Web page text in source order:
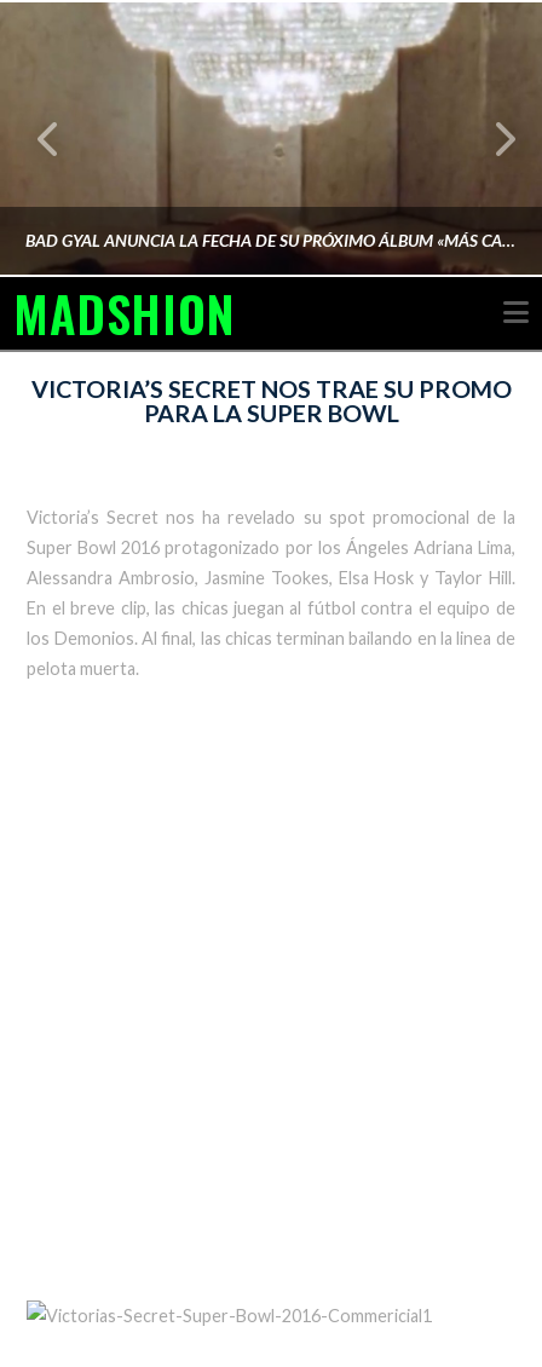
BAD GYAL ANUNCIA LA FECHA DE SU PRÓXIMO ÁLBUM «MÁS CARA»
MADSHION
VICTORIA’S SECRET NOS TRAE SU PROMO
PARA LA SUPER BOWL
Victoria’s Secret nos ha revelado su spot promocional de la
Super Bowl 2016 protagonizado por los Ángeles Adriana Lima,
Alessandra Ambrosio, Jasmine Tookes, Elsa Hosk y Taylor Hill.
En el breve clip, las chicas juegan al fútbol contra el equipo de
los Demonios. Al final, las chicas terminan bailando en la linea de
pelota muerta.